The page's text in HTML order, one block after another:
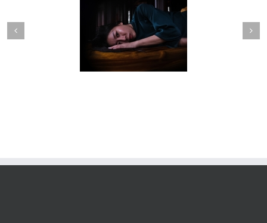
Fleuve #040
Fleuve #039